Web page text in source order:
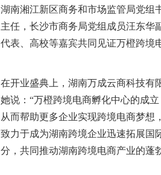
湖南湘江新区商务和市场监管局党组
主任，长沙市商务局党组成员汪东华
代表、高校等嘉宾共同见证万橙跨境
在开业盛典上，湖南万成云商科技有
她说：“万橙跨境电商孵化中心的成
从而帮助更多企业实现跨境电商梦想
致力于成为湖南跨境企业迅速拓展国
分，共同推动湖南跨境电商产业的蓬